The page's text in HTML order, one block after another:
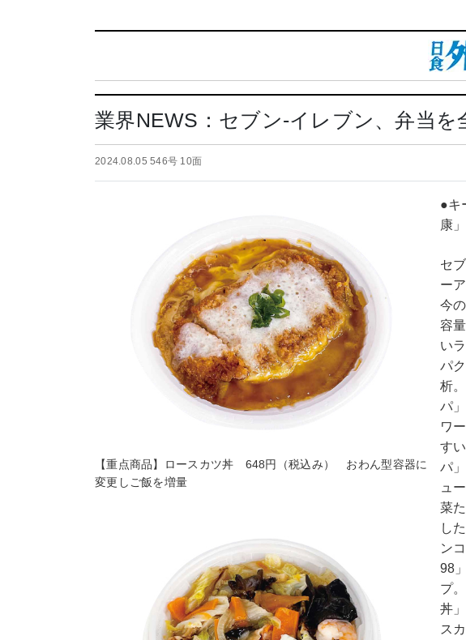
業界NEWS：セブン-イレブン、弁当を
2024.08.05 546号 10面
【重点商品】ロースカツ丼 648円（税込み） おわん型容器に
変更しご飯を増量
●キ
康」
セ
ー
今
容
い
パ
析
パ
ワ
す
パ
ュ
菜
し
ン
98
プ
丼
ス